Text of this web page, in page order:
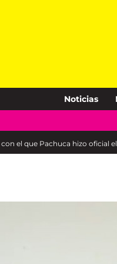
Noticias
el que Pachuca hizo oficial